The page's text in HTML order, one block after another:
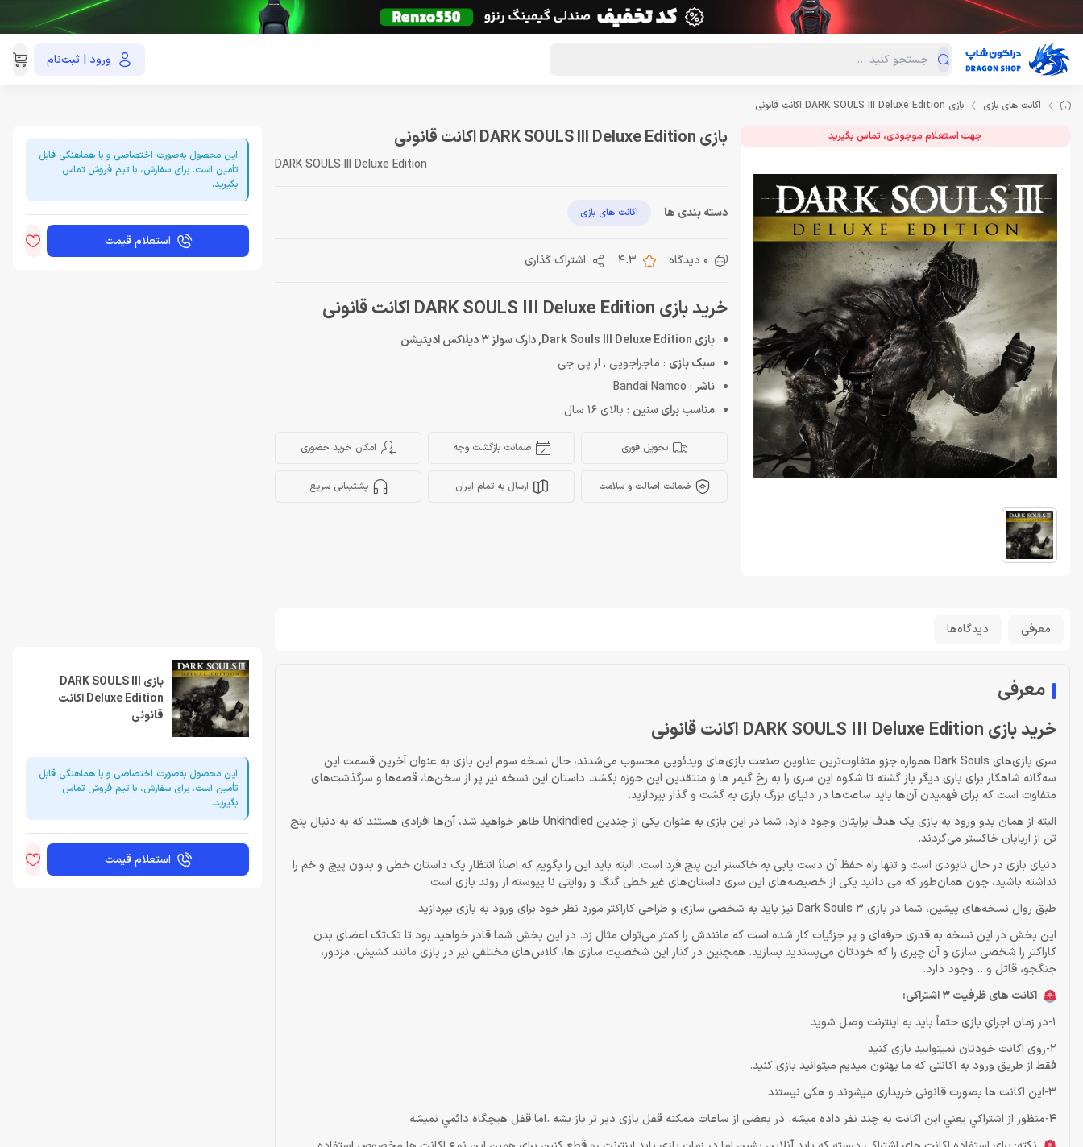
ورود | ثبت‌نام دسته‌بندی محصولات فروش ویژه 021-91035390
اکانت های بازی بازی DARK SOULS III Deluxe Edition اکانت قانونی
جهت استعلام موجودی، تماس بگیرید بازی DARK SOULS III Deluxe Edition اکانت قانونی
DARK SOULS III Deluxe Edition
دسته بندی ها اکانت های بازی
0 دیدگاه 4.3 اشتراک گذاری
خرید بازی DARK SOULS III Deluxe Edition اکانت قانونی
بازی Dark Souls III Deluxe Edition, دارک سولز 3 دیلاکس ادیتیشن
سبک بازی : ماجراجویی , ار پی جی
ناشر : Bandai Namco
مناسب برای سنین : بالای 16 سال
تحویل فوری ضمانت بازگشت وجه امکان خرید حضوری
ضمانت اصالت و سلامت ارسال به تمام ایران پشتیبانی سریع
این محصول به‌صورت اختصاصی و با هماهنگی قابل
تأمین است. برای سفارش، با تیم فروش تماس
بگیرید.
استعلام قیمت
معرفی دیدگاه‌ها
معرفی
خرید بازی DARK SOULS III Deluxe Edition اکانت قانونی
سری بازی‌های Dark Souls همواره جزو متفاوت‌ترین عناوین صنعت بازی‌های ویدئویی محسوب می‌شدند، حال نسخه سوم این بازی به عنوان آخرین قسمت این
سه‌گانه شاهکار برای باری دیگر باز گشته تا شکوه این سری را به رخ گیمر ها و منتقدین این حوزه بکشد. داستان این نسخه نیز پر از سخن‌ها، قصه‌ها و سرگذشت‌های
متفاوت است که برای فهمیدن آن‌ها باید ساعت‌ها در دنیای بزرگ بازی به گشت و گذار بپردازید.
البته از همان بدو ورود به بازی یک هدف برایتان وجود دارد، شما در این بازی به عنوان یکی از چندین Unkindled ظاهر خواهید شد، آن‌ها افرادی هستند که به دنبال پنج
تن از اربابان خاکستر می‌گردند.
دنیای بازی در حال نابودی است و تنها راه حفظ آن دست یابی به خاکستر این پنج فرد است. البته باید این را بگویم که اصلاً انتظار یک داستان خطی و بدون پیچ و خم را
نداشته باشید، چون همان‌طور که می دانید یکی از خصیصه‌های این سری داستان‌های غیر خطی گنگ و روایتی نا پیوسته از روند بازی است.
طبق روال نسخه‌های پیشین، شما در بازی Dark Souls 3 نیز باید به شخصی سازی و طراحی کاراکتر مورد نظر خود برای ورود به بازی بپردازید.
این بخش در این نسخه به قدری حرفه‌ای و پر جزئیات کار شده است که مانندش را کمتر می‌توان مثال زد. در این بخش شما قادر خواهید بود تا تک‌تک اعضای بدن
کاراکتر را شخصی سازی و آن چیزی را که خودتان می‌پسندید بسازید. همچنین در کنار این شخصیت سازی ها، کلاس‌های مختلفی نیز در بازی مانند کشیش، مزدور،
جنگجو، قاتل و… وجود دارد.
اکانت های ظرفیت 3 اشتراکی:
1-در زمان اجراي بازی حتماً باید به اينترنت وصل شويد
2-روی اکانت خودتان نمیتوانید بازی کنید
فقط از طریق ورود به اکانتی که ما بهتون میدیم میتوانید بازی کنید.
3-این اکانت ها بصورت قانونی خریداری میشوند و هکی نیستند
4-منظور از اشتراكي يعني اين اكانت به چند نفر داده ميشه. در بعضی از ساعات ممکنه قفل بازی دیر تر باز بشه .اما قفل هيچگاه دائمي نميشه
بازی DARK SOULS III
Deluxe Edition اکانت
قانونی
این محصول به‌صورت اختصاصی و با هماهنگی قابل
تأمین است. برای سفارش، با تیم فروش تماس
بگیرید.
استعلام قیمت